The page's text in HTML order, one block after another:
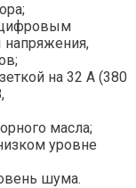
на 32 А (380
масла;
уровне
шума.